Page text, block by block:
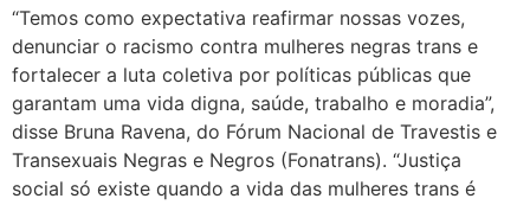
“Temos como expectativa reafirmar nossas vozes,
denunciar o racismo contra mulheres negras trans e
fortalecer a luta coletiva por políticas públicas que
garantam uma vida digna, saúde, trabalho e moradia”,
disse Bruna Ravena, do Fórum Nacional de Travestis e
Transexuais Negras e Negros (Fonatrans). “Justiça
social só existe quando a vida das mulheres trans é